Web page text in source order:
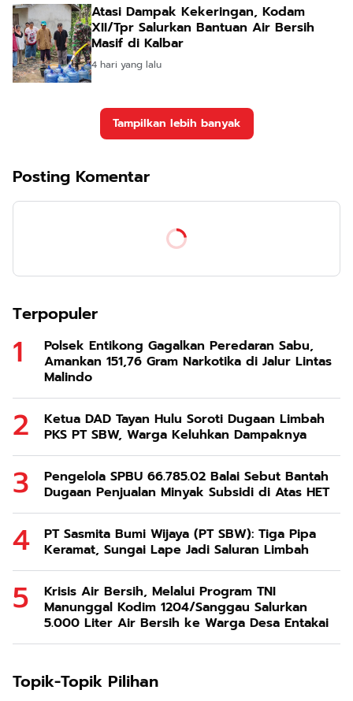
Atasi Dampak Kekeringan, Kodam
XII/Tpr Salurkan Bantuan Air Bersih
Masif di Kalbar
4 hari yang lalu
Tampilkan lebih banyak
Posting Komentar
Terpopuler
Polsek Entikong Gagalkan Peredaran Sabu,
Amankan 151,76 Gram Narkotika di Jalur Lintas
Malindo
Ketua DAD Tayan Hulu Soroti Dugaan Limbah
PKS PT SBW, Warga Keluhkan Dampaknya
Pengelola SPBU 66.785.02 Balai Sebut Bantah
Dugaan Penjualan Minyak Subsidi di Atas HET
PT Sasmita Bumi Wijaya (PT SBW): Tiga Pipa
Keramat, Sungai Lape Jadi Saluran Limbah
Krisis Air Bersih, Melalui Program TNI
Manunggal Kodim 1204/Sanggau Salurkan
5.000 Liter Air Bersih ke Warga Desa Entakai
Topik-Topik Pilihan